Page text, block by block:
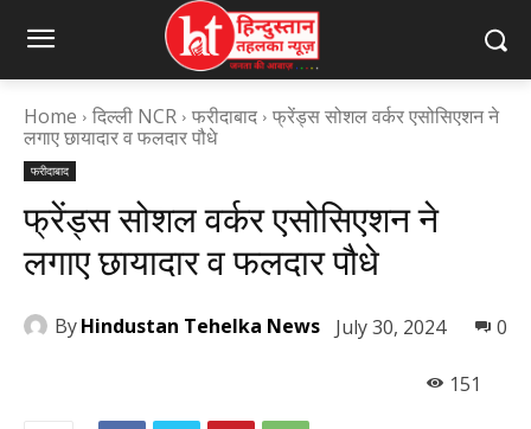
Home दिल्ली NCR फरीदाबाद फ्रेंड्स सोशल वर्कर एसोसिएशन ने
लगाए छायादार व फलदार पौधे
फरीदाबाद
फ्रेंड्स सोशल वर्कर एसोसिएशन ने
लगाए छायादार व फलदार पौधे
ByHindustan Tehelka News July 30, 2024 0
151